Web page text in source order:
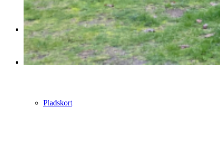
Camping
Pladskort